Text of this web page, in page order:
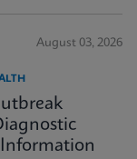
August 03, 2026
Information